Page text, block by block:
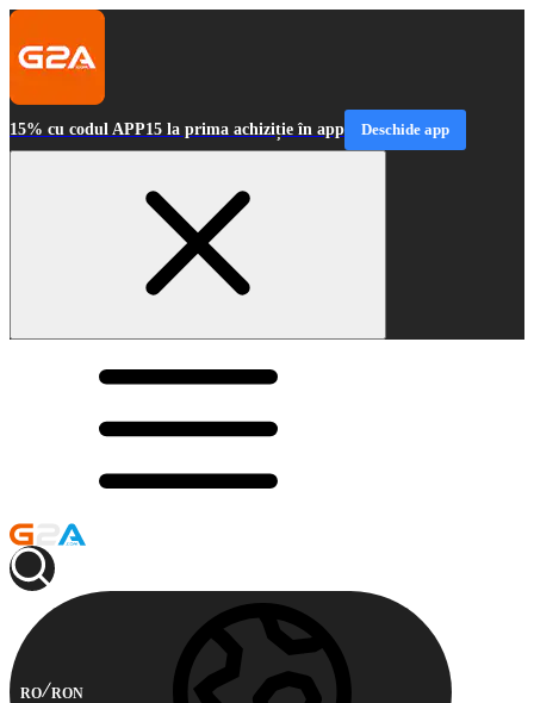
15% cu codul APP15 la prima achiziție în app Deschide app
RO RON